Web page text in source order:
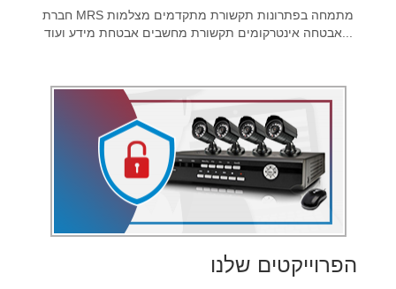
חברת MRS מתמחה בפתרונות תקשורת מתקדמים מצלמות
הפרוייקטים שלנו